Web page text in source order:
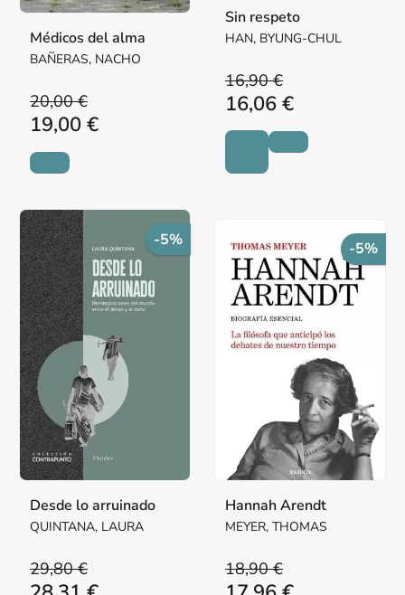
Médicos del alma
BAÑERAS, NACHO
20,00 €
19,00 €
Sin respeto
HAN, BYUNG-CHUL
16,90 €
16,06 €
-5%
Desde lo arruinado
QUINTANA, LAURA
29,80 €
-5%
Hannah Arendt
MEYER, THOMAS
18,90 €